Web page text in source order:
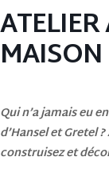
MAISON
Qui n’a jamais eu
d’Hansel et Gretel
construisez et